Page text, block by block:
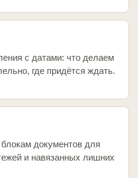
с датами: что делаем
где придётся ждать.
документов для
и навязанных лишних